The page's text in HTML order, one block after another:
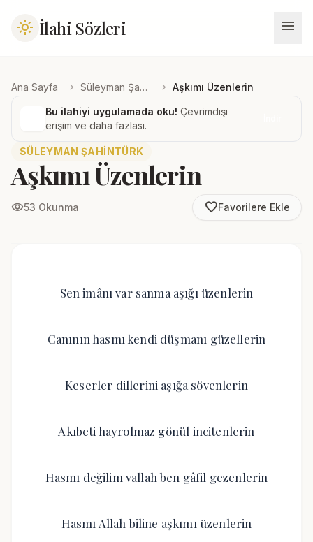
light_mode İlahi Sözleri menu
Ana Sayfa chevron_right Süleyman Şahintürk chevron_right Aşkımı Üzenlerin
Bu ilahiyi uygulamada oku! Çevrimdışı
erişim ve daha fazlası.
SÜLEYMAN ŞAHINTÜRK
Aşkımı Üzenlerin
visibility53 Okunma favorite_borderFavorilere Ekle
Sen imânı var sanma aşığı üzenlerin
Canının hasmı kendi düşmanı güzellerin
Keserler dillerini aşığa sövenlerin
Akıbeti hayrolmaz gönül incitenlerin
Hasmı değilim vallah ben gâfil gezenlerin
Hasmı Allah biline aşkımı üzenlerin